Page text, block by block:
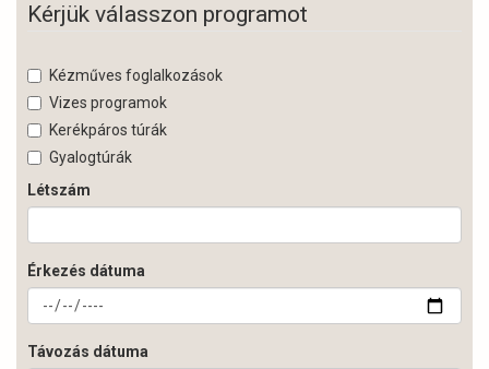
Kérjük válasszon programot
Kézműves foglalkozások
Vizes programok
Kerékpáros túrák
Gyalogtúrák
Létszám
Érkezés dátuma
Távozás dátuma